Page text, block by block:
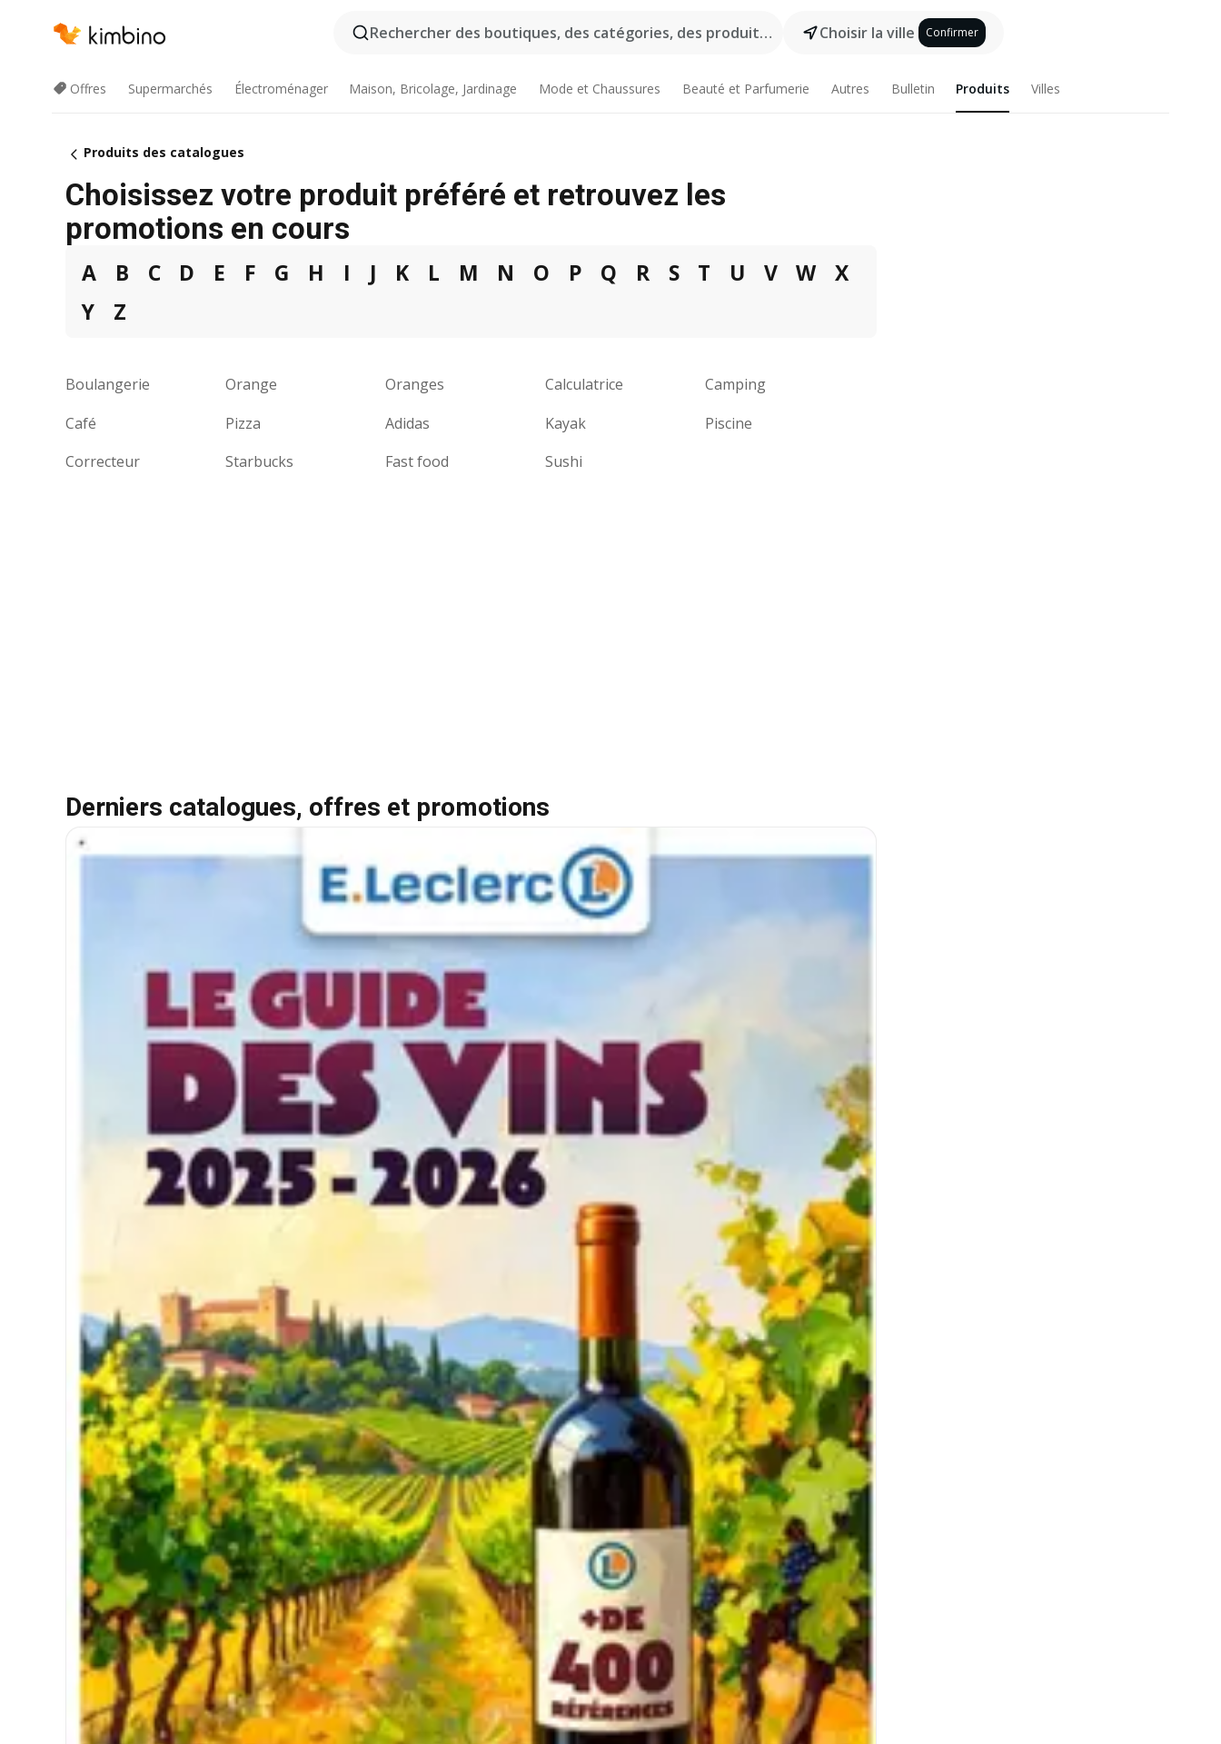
Rechercher des boutiques, des catégories, des produits... Choisir la ville Confirmer
Offres Supermarchés Électroménager Maison, Bricolage, Jardinage Mode et Chaussures Beauté et Parfumerie Autres Bulletin Produits Villes
Produits des catalogues
Choisissez votre produit préféré et retrouvez les
promotions en cours
A B C D E F G H I J K L M N O P Q R S T U V W
X
Y
Z
Boulangerie Orange Oranges Calculatrice
Camping
Café
Pizza Adidas Kayak
Piscine
Correcteur
Starbucks Fast food Sushi
Derniers catalogues, offres et promotions